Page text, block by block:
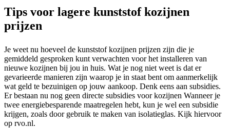
Tips voor lagere kunststof kozijnen
prijzen
Je weet nu hoeveel de kunststof kozijnen prijzen zijn die je
gemiddeld gesproken kunt verwachten voor het installeren van
nieuwe kozijnen bij jou in huis. Wat je nog niet weet is dat er
gevarieerde manieren zijn waarop je in staat bent om aanmerkelijk
wat geld te bezuinigen op jouw aankoop. Denk eens aan subsidies.
Er bestaan nu nog geen directe subsidies voor kozijnen Wanneer je
twee energiebesparende maatregelen hebt, kun je wel een subsidie
krijgen, zoals door gebruik te maken van isolatieglas. Kijk hiervoor
op rvo.nl.